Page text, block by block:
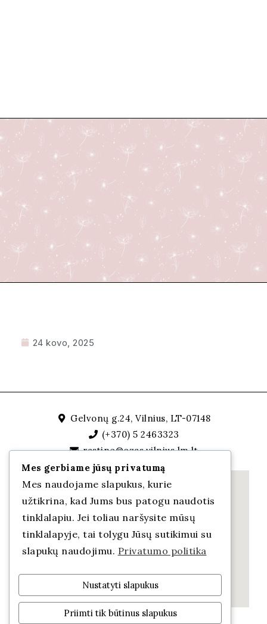
24 kovo, 2025
Gelvonų g.24, Vilnius, LT-07148
(+370) 5 2463323
rastine@ozas.vilnius.lm.lt
Mes gerbiame jūsų privatumą
Mes naudojame slapukus, kurie
užtikrina, kad Jums bus patogu naudotis
tinklalapiu. Jei toliau naršysite mūsų
tinklalapyje, tai tolygu Jūsų sutikimui su
slapukų naudojimu. Privatumo politika
Nustatyti slapukus
Priimti tik būtinus slapukus